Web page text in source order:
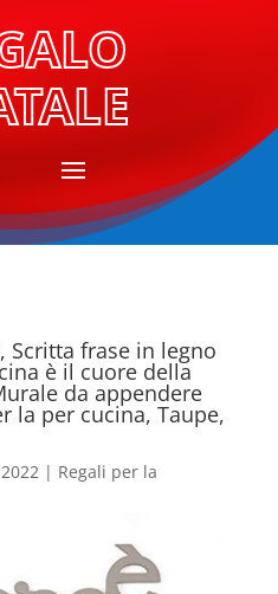
Scritta frase in legno
è il cuore della
da appendere
la per cucina, Taupe,
| Regali per la